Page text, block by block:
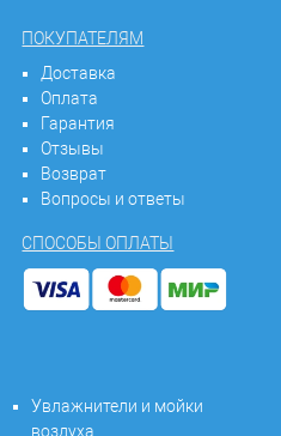
ПОКУПАТЕЛЯМ
Доставка
Оплата
Гарантия
Отзывы
Возврат
Вопросы и ответы
СПОСОБЫ ОПЛАТЫ
Увлажнители и мойки
воздуха